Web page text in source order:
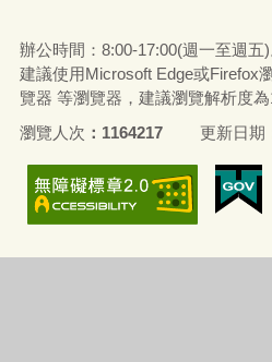
辦公時間：8:00-17:00(週一至週五)
建議使用Microsoft Edge或Firefox
覽器 等瀏覽器，建議瀏覽解析度
瀏覽人次
1164217 更新日期